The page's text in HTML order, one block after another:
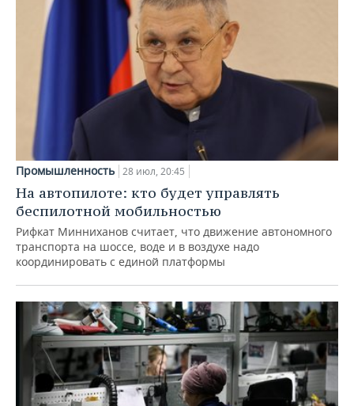
Промышленность 28 июл, 20:45
На автопилоте: кто будет управлять
беспилотной мобильностью
Рифкат Минниханов считает, что движение автономного
транспорта на шоссе, воде и в воздухе надо
координировать с единой платформы